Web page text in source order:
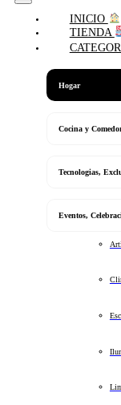
INICIO
TIENDA
Hogar
Cocina y
Tecnologias,
Eventos,